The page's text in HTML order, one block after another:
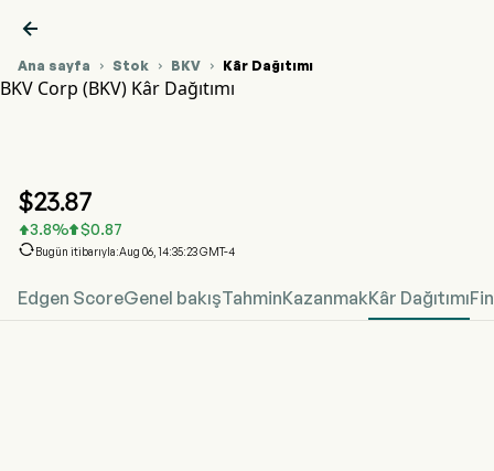

Ana sayfa  Stok  BKV  Kâr Dağıtımı
BKV Corp (BKV) Kâr Dağıtımı
$23.87
3.8% $0.87
Bugün itibarıyla:Aug 06, 14:35:23 GMT-4
Edgen ScoreGenel bakışTahminKazanmakKâr Dağıtımı